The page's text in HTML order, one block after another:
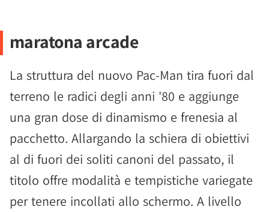
maratona arcade
La struttura del nuovo Pac-Man tira fuori dal
terreno le radici degli anni '80 e aggiunge
una gran dose di dinamismo e frenesia al
pacchetto. Allargando la schiera di obiettivi
al di fuori dei soliti canoni del passato, il
titolo offre modalità e tempistiche variegate
per tenere incollati allo schermo. A livello